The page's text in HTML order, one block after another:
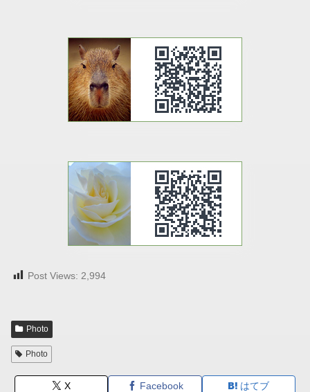
Post Views: 2,994
Photo
Photo
X Facebook
はてブ